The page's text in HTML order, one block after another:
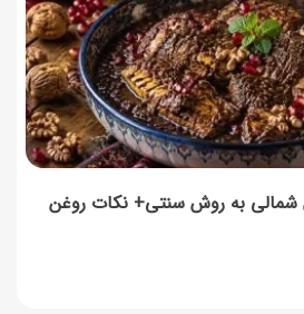
شمالی به روش سنتی+ نکات روغن
پش ملبا (پیچ ملبا)؛ دسر کلاسیک هلو و بستنی
حلوای بحرینی؛ دسر سنتی خاورمیانه‌ای